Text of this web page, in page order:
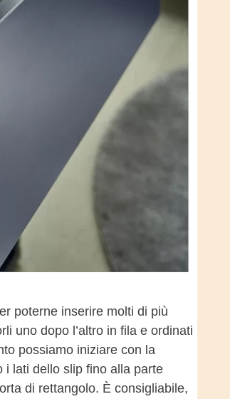
poterne inserire molti di più
uno dopo l’altro in fila e ordinati
possiamo iniziare con la
i lati dello slip fino alla parte
di rettangolo. È consigliabile,